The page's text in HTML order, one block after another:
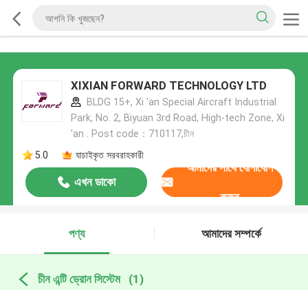
XIXIAN FORWARD TECHNOLOGY LTD
BLDG 15+, Xi 'an Special Aircraft Industrial
Park, No. 2, Biyuan 3rd Road, High-tech Zone, Xi
'an . Post code：710117,চীন
5.0
যাচাইকৃত সরবরাহকারী
এখন ডাকো
আমাদের সাথে যোগাযোগ
করুন
পণ্য আমাদের সম্পর্কে
চীন এন্টি ড্রোন সিস্টেম (1)